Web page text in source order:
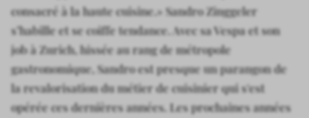
consacré à la haute cuisine.» Sandro Zinggeler
s’habille et se coiffe tendance. Avec sa Vespa et son
job à Zurich, hissée au rang de métropole
gastronomique, Sandro est presque un parangon de
la revalorisation du métier de cuisinier qui s'est
opérée ces dernières années. Les prochaines années